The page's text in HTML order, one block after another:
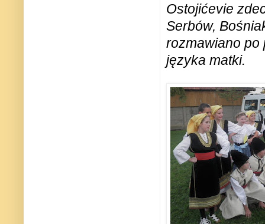
Ostojićevie
Serbów,
rozmawiano po
języka matki.